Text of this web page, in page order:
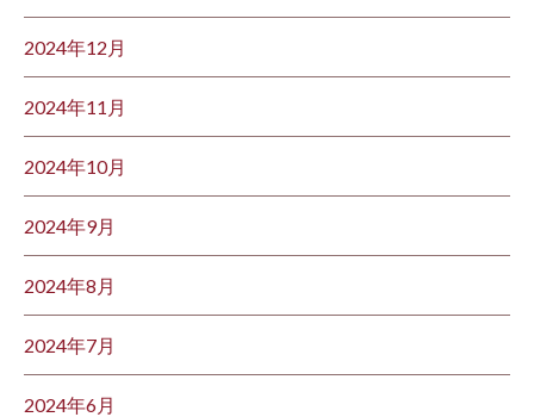
2024年12月
2024年11月
2024年10月
2024年9月
2024年8月
2024年7月
2024年6月